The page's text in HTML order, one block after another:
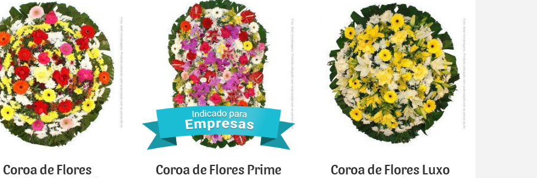
Coroa de Flores
Coroa de Flores Prime
Coroa de Flores Luxo